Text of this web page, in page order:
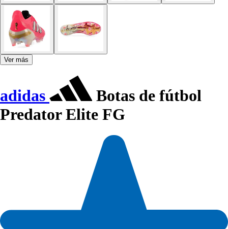
Ver más
adidas
Botas de fútbol
Predator Elite FG